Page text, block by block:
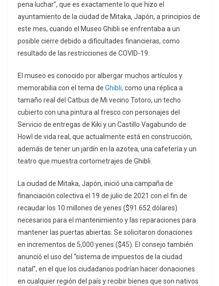
pena luchar”, que es exactamente lo que hizo el
ayuntamiento de la ciudad de Mitaka, Japón, a principios de
este mes, cuando el Museo Ghibli se enfrentaba a un
posible cierre debido a dificultades financieras, como
resultado de las restricciones de COVID-19.
El museo es conocido por albergar muchos artículos y
memorabilia con el tema de Ghibli, como una réplica a
tamaño real del Catbus de Mi vecino Totoro, un techo
cubierto con una pintura al fresco con personajes del
Servicio de entregas de Kiki y un Castillo Vagabundo de
Howl de vida real, que actualmente está en construcción,
además de tener un jardín en la azotea, una cafetería y un
teatro que muestra cortometrajes de Ghibli.
La ciudad de Mitaka, Japón, inició una campaña de
financiación colectiva el 19 de julio de 2021 con el fin de
recaudar los 10 millones de yenes ($91.652 dólares)
necesarios para el mantenimiento y las reparaciones para
mantener las puertas abiertas. Se solicitaron donaciones
en incrementos de 5,000 yenes ($45). El consejo también
anunció el uso del “sistema de impuestos de la ciudad
natal”, en el que los ciudadanos podrían hacer donaciones
en cualquier región del país y recibir bienes que son nativos